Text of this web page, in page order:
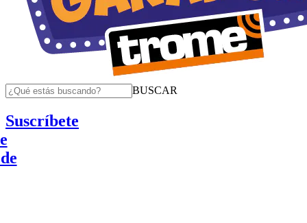
BUSCAR
Suscríbete